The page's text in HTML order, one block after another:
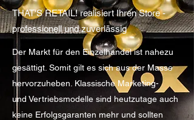
THAT'S RETAIL! realisiert Ihren Store -
professionell und zuverlässig
Der Markt für den Einzelhandel ist nahezu
gesättigt. Somit gilt es sich aus der Masse
hervorzuheben. Klassische Marketing-
und Vertriebsmodelle sind heutzutage auch
keine Erfolgsgaranten mehr und sollten